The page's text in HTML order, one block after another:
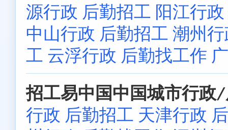
源行政 后勤招工 阳江行
中山行政 后勤招工 潮州
工 云浮行政 后勤找工作
招工易中国中国城市行政
行政 后勤招工 天津行政